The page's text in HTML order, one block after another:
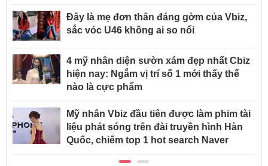
Đây là mẹ đơn thân đáng gờm của Vbiz,
sắc vóc U46 không ai so nổi
4 mỹ nhân diện sườn xám đẹp nhất Cbiz
hiện nay: Ngắm vị trí số 1 mới thấy thế
nào là cực phẩm
Mỹ nhân Vbiz đầu tiên được làm phim tài
liệu phát sóng trên đài truyền hình Hàn
Quốc, chiếm top 1 hot search Naver